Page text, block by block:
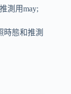
測用may;
時態和推測